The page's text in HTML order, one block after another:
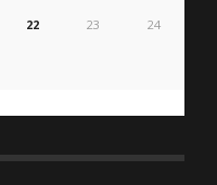
22 23 24